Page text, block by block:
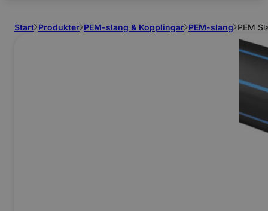
Start Produkter PEM-slang & Kopplingar PEM-slang PEM